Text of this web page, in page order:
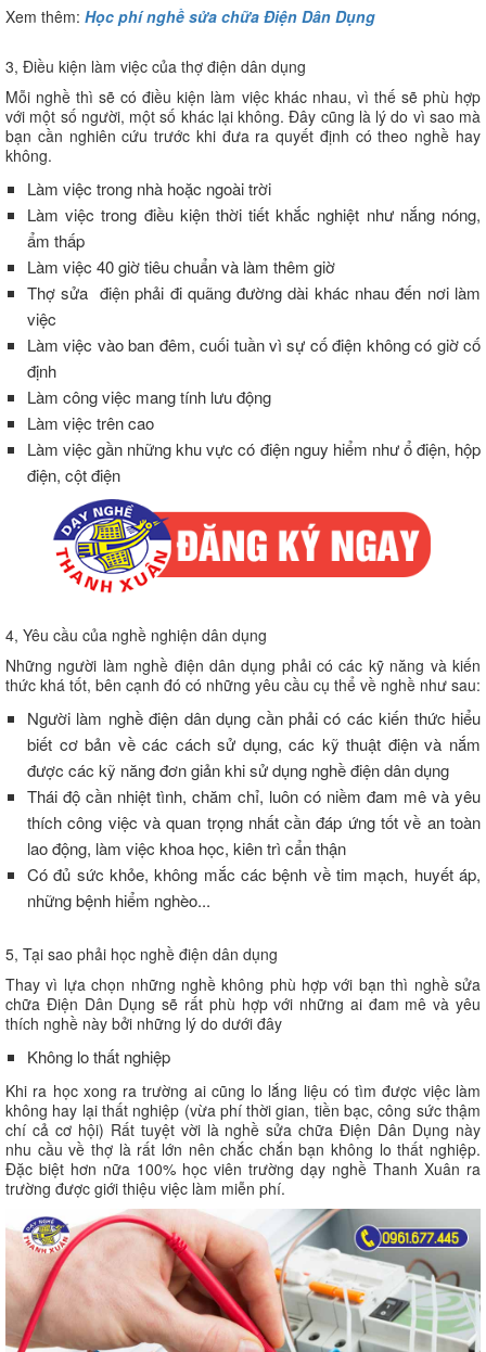
Xem thêm: Học phí nghề sửa chữa Điện Dân Dụng
3, Điều kiện làm việc của thợ điện dân dụng
Mỗi nghề thì sẽ có điều kiện làm việc khác nhau, vì thế sẽ phù hợp
với một số người, một số khác lại không. Đây cũng là lý do vì sao mà
bạn cần nghiên cứu trước khi đưa ra quyết định có theo nghề hay
không.
Làm việc trong nhà hoặc ngoài trời
Làm việc trong điều kiện thời tiết khắc nghiệt như nắng nóng,
ẩm thấp
Làm việc 40 giờ tiêu chuẩn và làm thêm giờ
Thợ sửa điện phải đi quãng đường dài khác nhau đến nơi làm
việc
Làm việc vào ban đêm, cuối tuần vì sự cố điện không có giờ cố
định
Làm công việc mang tính lưu động
Làm việc trên cao
Làm việc gần những khu vực có điện nguy hiểm như ổ điện, hộp
điện, cột điện
4, Yêu cầu của nghề nghiện dân dụng
Những người làm nghề điện dân dụng phải có các kỹ năng và kiến
thức khá tốt, bên cạnh đó có những yêu cầu cụ thể về nghề như sau:
Người làm nghề điện dân dụng cần phải có các kiến thức hiểu
biết cơ bản về các cách sử dụng, các kỹ thuật điện và nắm
được các kỹ năng đơn giản khi sử dụng nghề điện dân dụng
Thái độ cần nhiệt tình, chăm chỉ, luôn có niềm đam mê và yêu
thích công việc và quan trọng nhất cần đáp ứng tốt về an toàn
lao động, làm việc khoa học, kiên trì cẩn thận
Có đủ sức khỏe, không mắc các bệnh về tim mạch, huyết áp,
những bệnh hiểm nghèo...
5, Tại sao phải học nghề điện dân dụng
Thay vì lựa chọn những nghề không phù hợp với bạn thì nghề sửa
chữa Điện Dân Dụng sẽ rất phù hợp với những ai đam mê và yêu
thích nghề này bởi những lý do dưới đây
Không lo thất nghiệp
Khi ra học xong ra trường ai cũng lo lắng liệu có tìm được việc làm
không hay lại thất nghiệp (vừa phí thời gian, tiền bạc, công sức thậm
chí cả cơ hội) Rất tuyệt vời là nghề sửa chữa Điện Dân Dụng này
nhu cầu về thợ là rất lớn nên chắc chắn bạn không lo thất nghiệp.
Đặc biệt hơn nữa 100% học viên trường dạy nghề Thanh Xuân ra
trường được giới thiệu việc làm miễn phí.